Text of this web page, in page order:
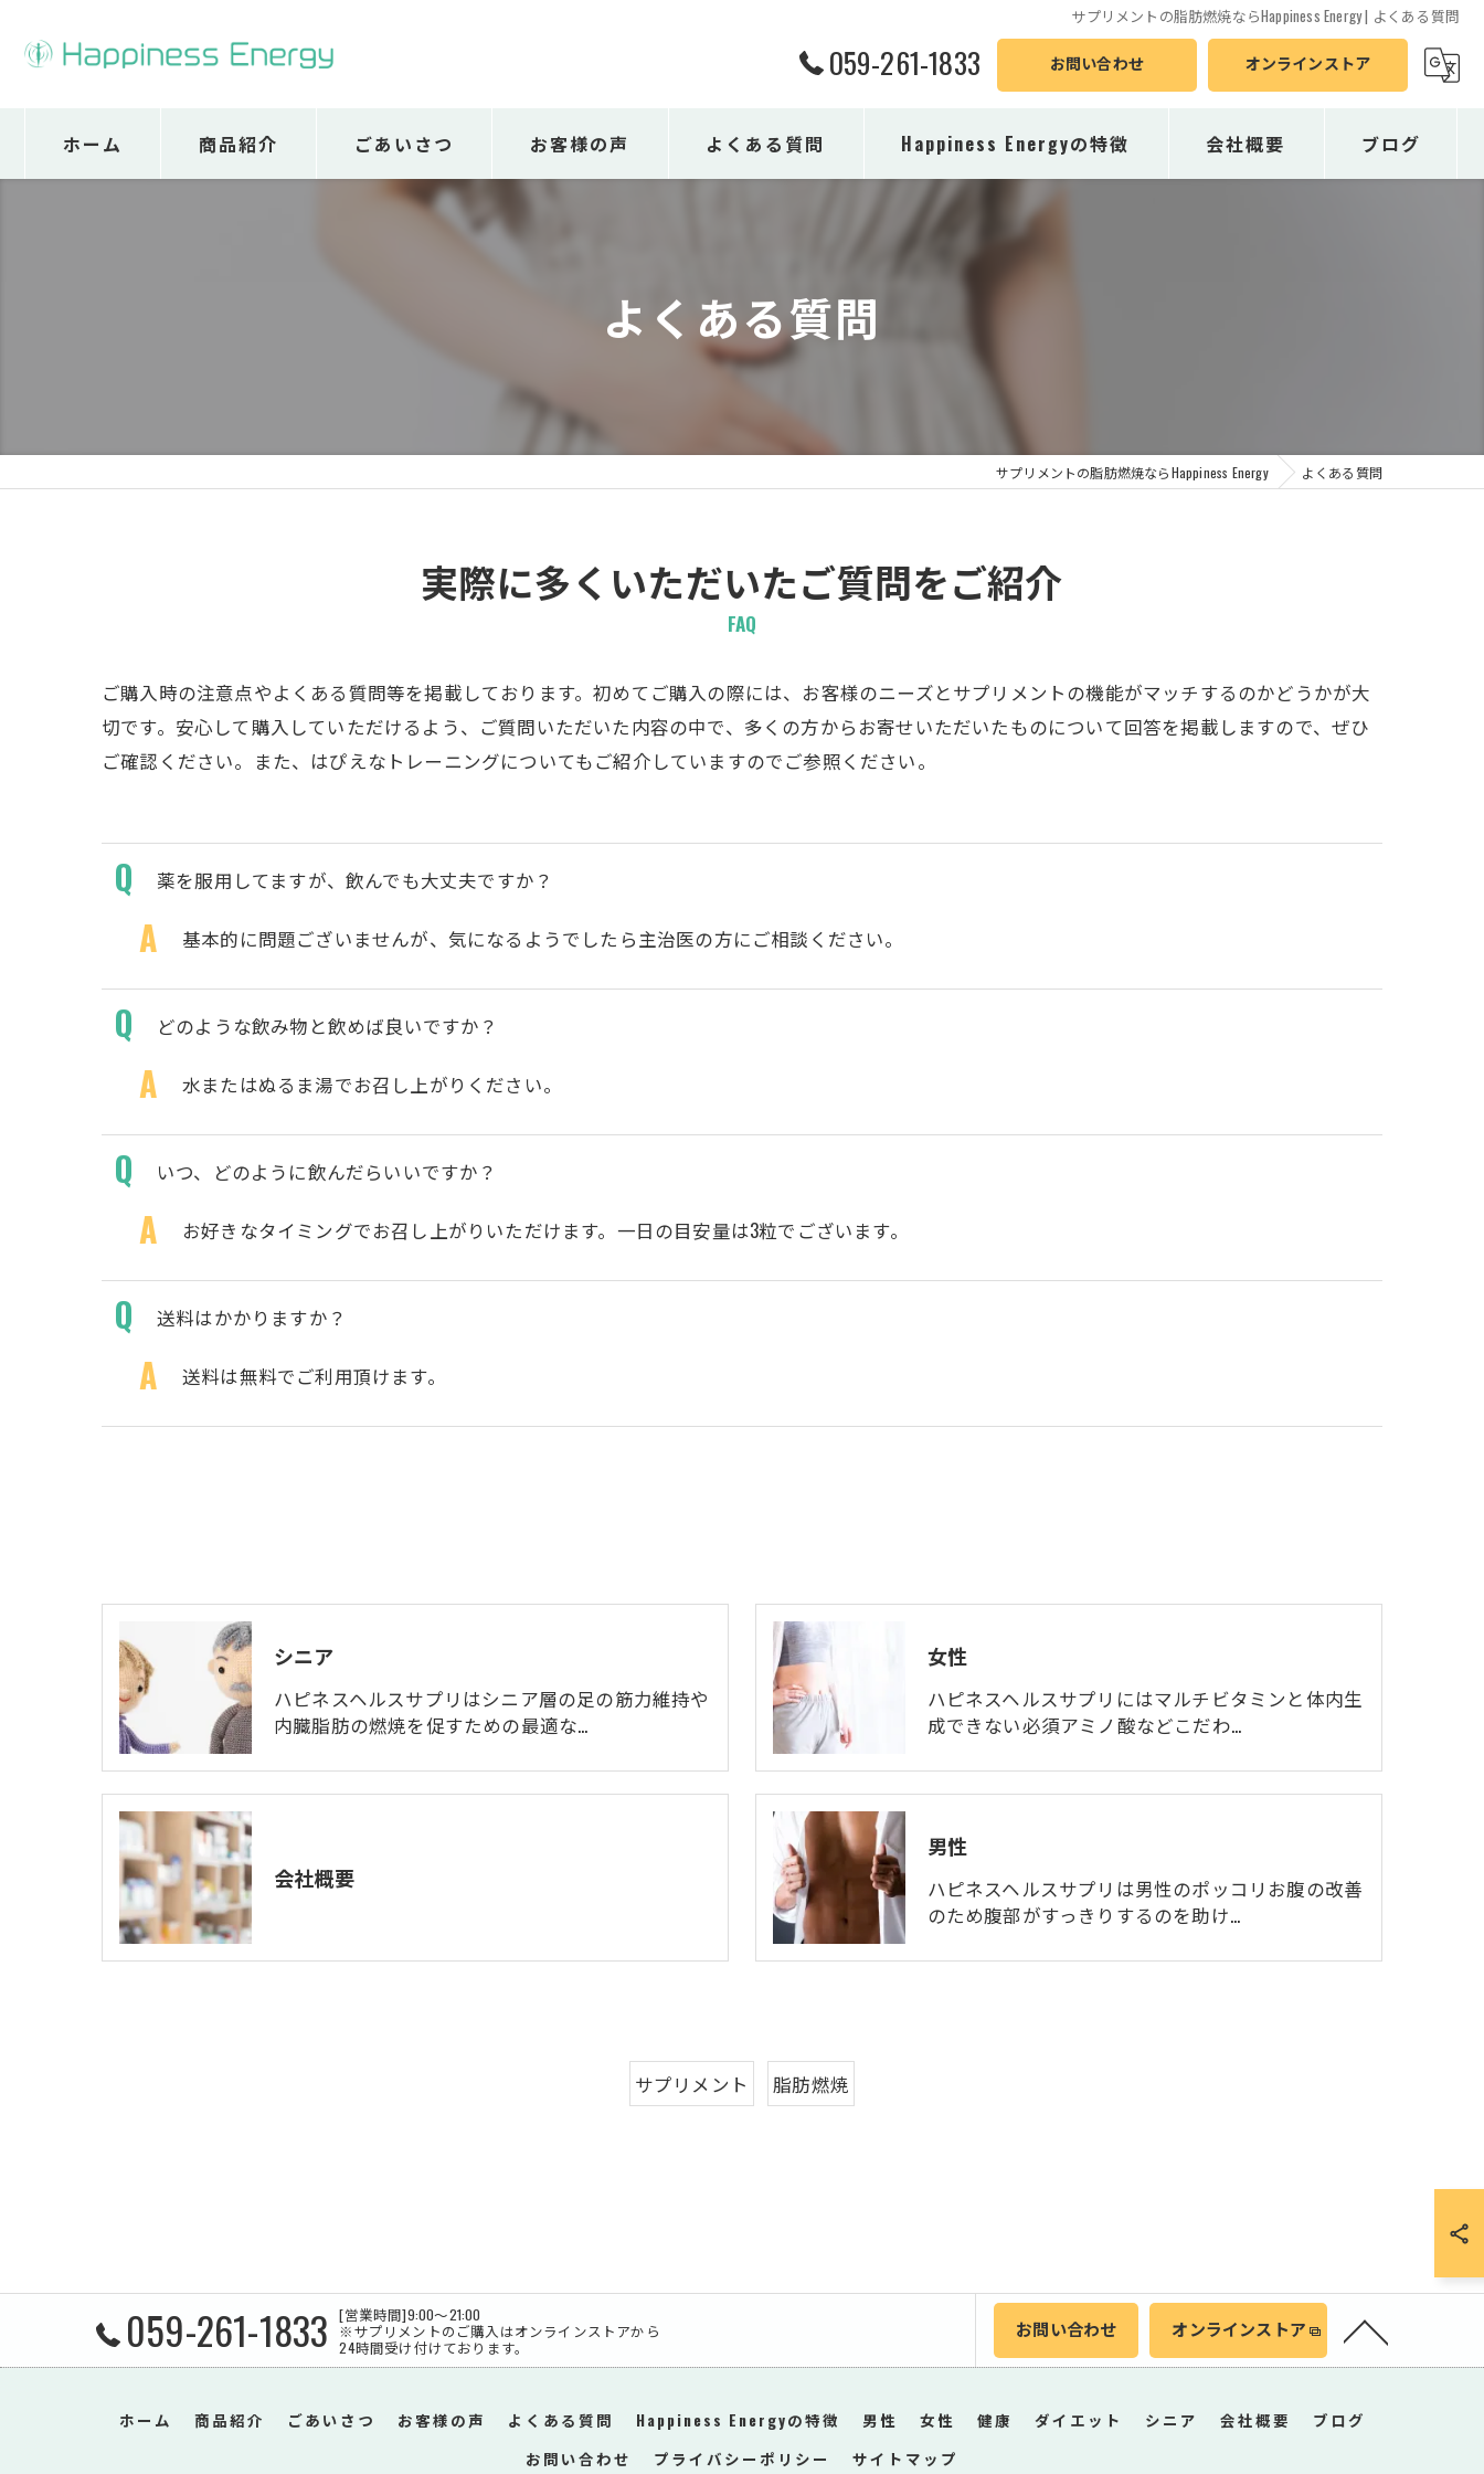
サプリメントの脂肪燃焼ならHappiness Energy | よくある質問
059-261-1833 お問い合わせ オンラインストア
ホーム 商品紹介 ごあいさつ お客様の声 よくある質問 Happiness Energyの特徴
男性
会社概要 ブログ
よくある質問
サプリメントの脂肪燃焼ならHappiness Energy よくある質問
実際に多くいただいたご質問をご紹介
FAQ
ご購入時の注意点やよくある質問等を掲載しております。初めてご購入の際には、お客様のニーズとサプリメントの機能がマッチするのかどうかが大
切です。安心して購入していただけるよう、ご質問いただいた内容の中で、多くの方からお寄せいただいたものについて回答を掲載しますので、ぜひ
ご確認ください。また、はぴえなトレーニングについてもご紹介していますのでご参照ください。
薬を服用してますが、飲んでも大丈夫ですか？
基本的に問題ございませんが、気になるようでしたら主治医の方にご相談ください。
どのような飲み物と飲めば良いですか？
水またはぬるま湯でお召し上がりください。
いつ、どのように飲んだらいいですか？
お好きなタイミングでお召し上がりいただけます。一日の目安量は3粒でございます。
送料はかかりますか？
送料は無料でご利用頂けます。
シニア
ハピネスヘルスサプリはシニア層の足の筋力維持や
内臓脂肪の燃焼を促すための最適な…
女性
ハピネスヘルスサプリにはマルチビタミンと体内生
成できない必須アミノ酸などこだわ…
会社概要
男性
ハピネスヘルスサプリは男性のポッコリお腹の改善
のため腹部がすっきりするのを助け…
サプリメント 脂肪燃焼
059-261-1833 [営業時間]9:00〜21:00
※サプリメントのご購入はオンラインストアから
24時間受け付けております。
お問い合わせ オンラインストア
ホーム 商品紹介 ごあいさつ お客様の声 よくある質問 Happiness Energyの特徴 男性 女性 健康 ダイエット シニア 会社概要
ブログ
お問い合わせ
プライバシーポリシー サイトマップ